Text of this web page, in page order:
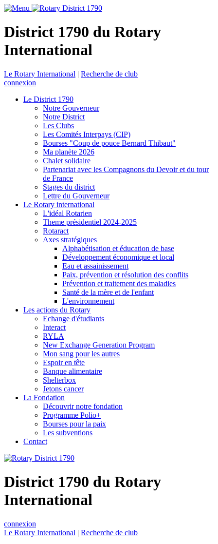
District 1790 du Rotary
International
Le Rotary International | Recherche de club
connexion
Le District 1790
Notre Gouverneur
Notre District
Les Clubs
Les Comités Interpays (CIP)
Bourses "Coup de pouce Bernard Thibaut"
Ma planète 2026
Chalet solidaire
Partenariat avec les Compagnons du Devoir et du tour
de France
Stages du district
Lettre du Gouverneur
Le Rotary international
L'idéal Rotarien
Theme présidentiel 2024-2025
Rotaract
Axes stratégiques
Alphabétisation et éducation de base
Développement économique et local
Eau et assainissement
Paix, prévention et résolution des conflits
Prévention et traitement des maladies
Santé de la mère et de l'enfant
L'environnement
Les actions du Rotary
Echange d'étudiants
Interact
RYLA
New Exchange Generation Program
Mon sang pour les autres
Espoir en tête
Banque alimentaire
Shelterbox
Jetons cancer
La Fondation
Découvrir notre fondation
Programme Polio+
Bourses pour la paix
Les subventions
Contact
District 1790 du Rotary
International
connexion
Le Rotary International | Recherche de club